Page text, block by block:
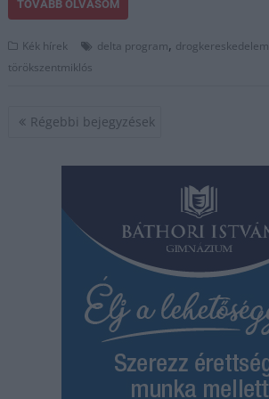
TOVÁBB OLVASOM
Kék hírek delta program, drogkereskedelem
törökszentmiklós
Bejegyzés
Régebbi bejegyzések